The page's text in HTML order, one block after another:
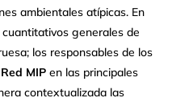
ambientales atípicas. En
generales de
los responsables de los
Red MIP en las principales
contextualizada las